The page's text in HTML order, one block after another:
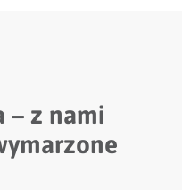
– z nami